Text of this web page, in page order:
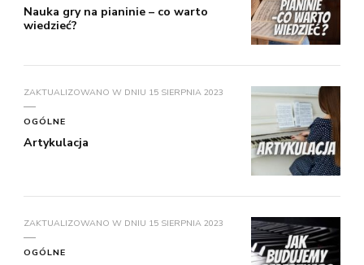
Nauka gry na pianinie – co warto
wiedzieć?
ZAKTUALIZOWANO W DNIU 15 SIERPNIA 2023
OGÓLNE
Artykulacja
ZAKTUALIZOWANO W DNIU 15 SIERPNIA 2023
OGÓLNE